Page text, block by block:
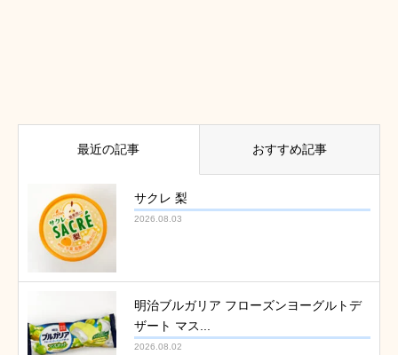
最近の記事 おすすめ記事
サクレ 梨
2026.08.03
明治ブルガリア フローズンヨーグルトデ
ザート マス...
2026.08.02